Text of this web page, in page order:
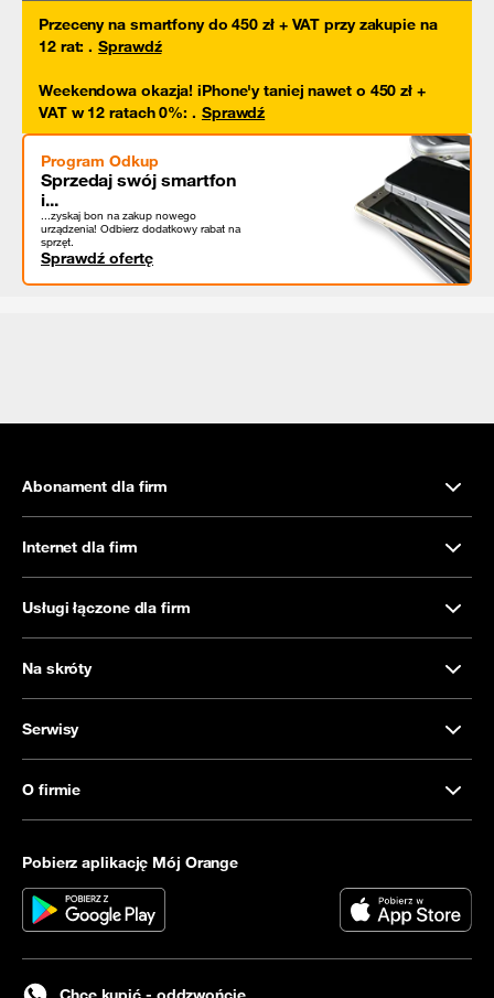
Przeceny na smartfony do 450 zł + VAT przy zakupie na
12 rat: . Sprawdź
Weekendowa okazja! iPhone'y taniej nawet o 450 zł +
VAT w 12 ratach 0%: . Sprawdź
Program Odkup
Sprzedaj swój smartfon
i...
...zyskaj bon na zakup nowego
urządzenia! Odbierz dodatkowy rabat na
sprzęt.
Sprawdź ofertę
Abonament dla firm
Internet dla firm
Usługi łączone dla firm
Na skróty
Serwisy
O firmie
Pobierz aplikację Mój Orange